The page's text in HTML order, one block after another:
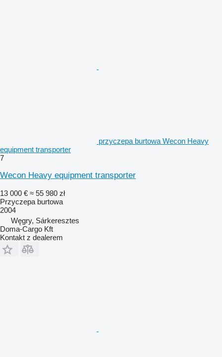
przyczepa burtowa Wecon Heavy
equipment transporter
7
Wecon Heavy equipment transporter
13 000 € ≈ 55 980 zł
Przyczepa burtowa
2004
Węgry, Sárkeresztes
Doma-Cargo Kft
Kontakt z dealerem